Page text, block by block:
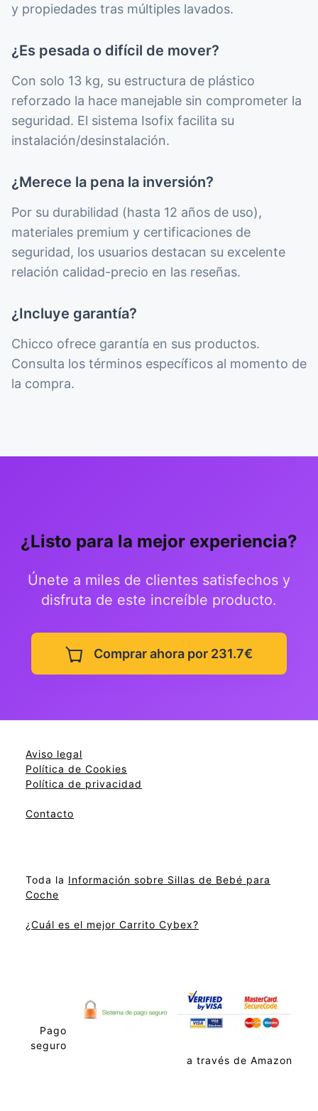
y propiedades tras múltiples lavados.
¿Es pesada o difícil de mover?
Con solo 13 kg, su estructura de plástico
reforzado la hace manejable sin comprometer la
seguridad. El sistema Isofix facilita su
instalación/desinstalación.
¿Merece la pena la inversión?
Por su durabilidad (hasta 12 años de uso),
materiales premium y certificaciones de
seguridad, los usuarios destacan su excelente
relación calidad-precio en las reseñas.
¿Incluye garantía?
Chicco ofrece garantía en sus productos.
Consulta los términos específicos al momento de
la compra.
¿Listo para la mejor experiencia?
Únete a miles de clientes satisfechos y
disfruta de este increíble producto.
Comprar ahora por 231.7€
Aviso legal
Política de Cookies
Política de privacidad
Contacto
Toda la Información sobre Sillas de Bebé para
Coche
¿Cuál es el mejor Carrito Cybex?
Pago
seguro
a través de Amazon